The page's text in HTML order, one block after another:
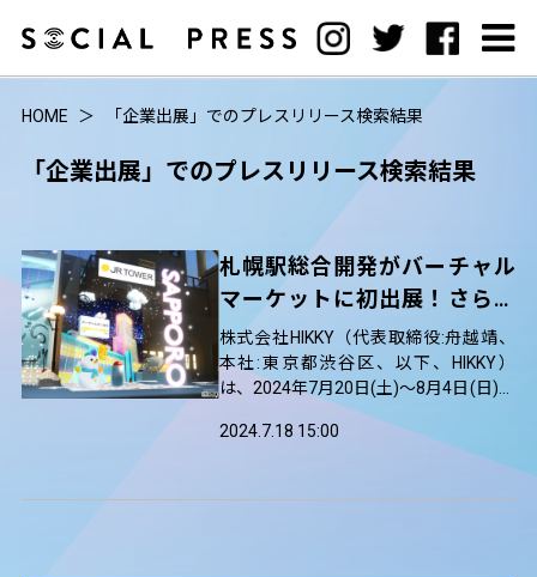
HOME 「企業出展」でのプレスリリース検索結果
「企業出展」でのプレスリリース検索結果
札幌駅総合開発がバーチャル
マーケットに初出展！さらに
ＪＲ北海道グループ初のオリ
ジナルメタバース空間をVket
Cloudで構築し、地域活性化を
推進
株式会社HIKKY（代表取締役:舟越靖、
本社:東京都渋谷区、以下、HIKKY）
は、2024年7月20日(土)～8月4日(日)に
かけて、ギネス世界記録™を取得した世
界最大級のメタバースイベント「バー
チャルマーケット(通称：Vket)」の通
2024.7.18 15:00